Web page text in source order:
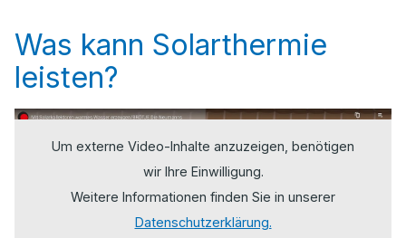
Was kann Solarthermie
leisten?
Um externe Video-Inhalte anzuzeigen, benötigen
wir Ihre Einwilligung.
Weitere Informationen finden Sie in unserer
Datenschutzerklärung.